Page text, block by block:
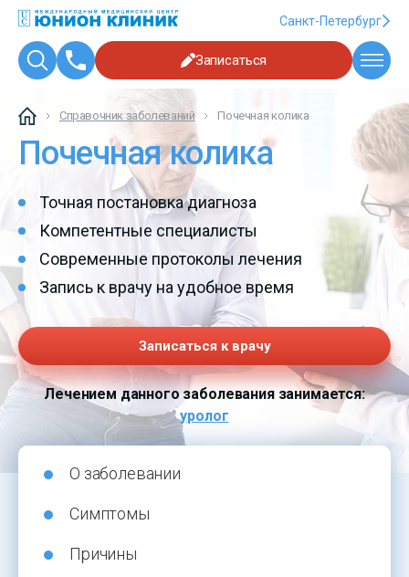
Санкт-Петербург
Записаться
Справочник заболеваний Почечная колика
Почечная колика
Точная постановка диагноза
Компетентные специалисты
Современные протоколы лечения
Запись к врачу на удобное время
Записаться к врачу
Лечением данного заболевания занимается:
уролог
О заболевании
Симптомы
Причины